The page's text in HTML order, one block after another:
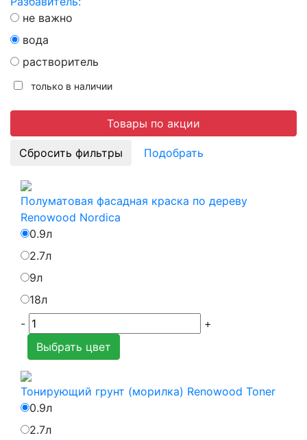
не важно
вода
растворитель
только в наличии
Товары по акции
Подобрать
Полуматовая фасадная краска по дереву
Renowood Nordica
0.9л
2.7л
9л
18л
-
+
Выбрать цвет
Тонирующий грунт (морилка) Renowood Toner
0.9л
2.7л